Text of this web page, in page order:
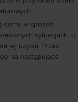
domu w sposób
sytuacjach, o
jej użycie. Przed
na następujące